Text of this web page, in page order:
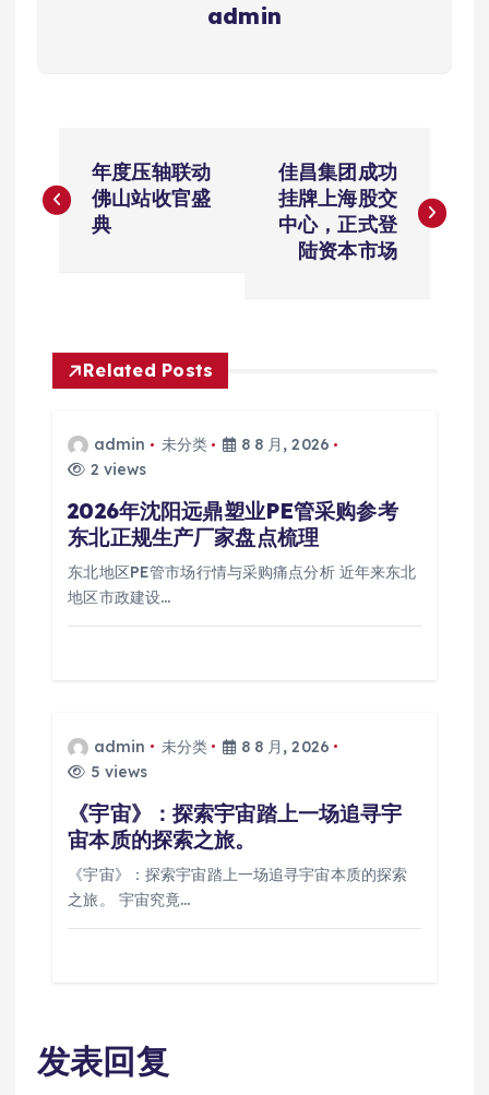
admin
章
年度压轴联动
佛山站收官盛
典
佳昌集团成功
挂牌上海股交
中心，正式登
陆资本市场
Related Posts
admin 未分类
8 8 月, 2026
2 views
2026年沈阳远鼎塑业PE管采购参考
东北正规生产厂家盘点梳理
东北地区PE管市场行情与采购痛点分析 近年来东北
地区市政建设…
admin 未分类
8 8 月, 2026
5 views
《宇宙》：探索宇宙踏上一场追寻宇
宙本质的探索之旅。
《宇宙》：探索宇宙踏上一场追寻宇宙本质的探索
之旅。 宇宙究竟…
发表回复